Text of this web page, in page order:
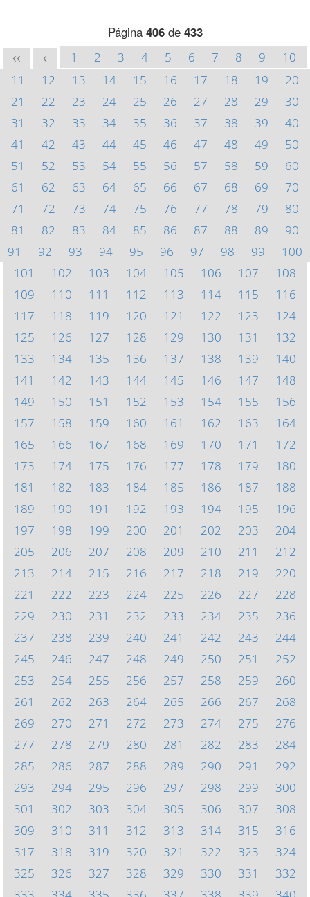
Página 406de 433
<< < 1 2 3 4 5 6 7 8 9
10
11
12 13 14 15 16 17 18 19
20
21
22 23 24 25 26 27 28 29
30
31
32 33 34 35 36 37 38 39
40
41
42 43 44 45 46 47 48 49
50
51
52 53 54 55 56 57 58 59
60
61
62 63 64 65 66 67 68 69
70
71
72 73 74 75 76 77 78 79
80
81
82 83 84 85 86 87 88 89
90
91
92 93 94 95 96 97 98 99
100
101
102 103 104 105 106 107
108
109
110 111 112 113 114 115
116
117
118 119 120 121 122 123
124
125
126 127 128 129 130 131
132
133
134 135 136 137 138 139
140
141
142 143 144 145 146 147
148
149
150 151 152 153 154 155
156
157
158 159 160 161 162 163
164
165
166 167 168 169 170 171
172
173
174 175 176 177 178 179
180
181
182 183 184 185 186 187
188
189
190 191 192 193 194 195
196
197
198 199 200 201 202 203
204
205
206 207 208 209 210 211
212
213
214 215 216 217 218 219
220
221
222 223 224 225 226 227
228
229
230 231 232 233 234 235
236
237
238 239 240 241 242 243
244
245
246 247 248 249 250 251
252
253
254 255 256 257 258 259
260
261
262 263 264 265 266 267
268
269
270 271 272 273 274 275
276
277
278 279 280 281 282 283
284
285
286 287 288 289 290 291
292
293
294 295 296 297 298 299
300
301
302 303 304 305 306 307
308
309
310 311 312 313 314 315
316
317
318 319 320 321 322 323
324
325
326 327 328 329 330 331
332